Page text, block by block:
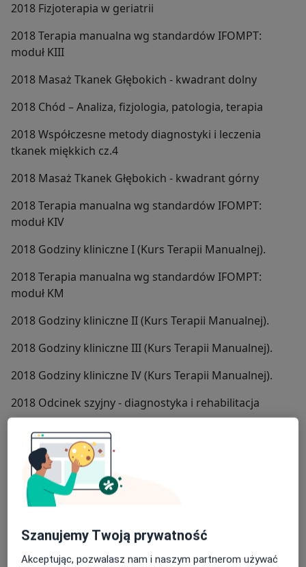
2018 Fizjoterapia w geriatrii
2018 Terapia manualna wg standardów IFOMPT:
moduł KIII
2018 Masaż Tkanek Głębokich - kwadrant dolny
2018 Chód – Analiza, fizjologia, patologia, terapia
2018 Współczesne metody diagnostyki i leczenia
tkanek miękkich cz.4
2018 Masaż Tkanek Głębokich - kwadrant górny
2018 Terapia manualna wg standardów IFOMPT:
moduł KIV
2018 Godziny kliniczne I (Kurs Terapii Manualnej).
2018 Terapia manualna wg standardów IFOMPT:
moduł KM
2018 Godziny kliniczne II (Kurs Terapii Manualnej).
2018 Godziny kliniczne III (Kurs Terapii Manualnej).
2018 Godziny kliniczne IV (Kurs Terapii Manualnej).
2018 Odcinek szyjny - diagnostyka i rehabilitacja
2018 Terapia manualna wg standardów IFOMPT:
moduł X - (Egzamin: Teoretyczny i Praktyczny). Tytuł:
Certyfikowany Terapeuta Manualny MT I
2019 Igłoterapia Sucha Punktów Spustowych moduł
podstawowy
2019 Igłoterapia Sucha Punktów Spustowych moduł
zaawansowany
Szanujemy Twoją prywatność
Akceptując, pozwalasz nam i naszym partnerom używać